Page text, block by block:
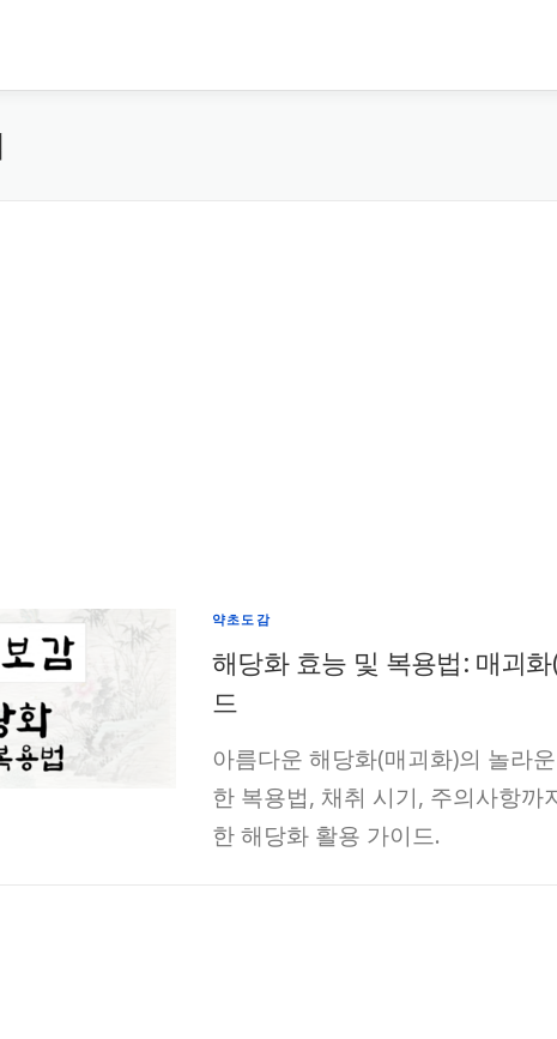
약초도감
해당화 효능 및 복용법: 매괴
드
아름다운 해당화(매괴화)의 놀라
한 복용법, 채취 시기, 주의사항까
한 해당화 활용 가이드.